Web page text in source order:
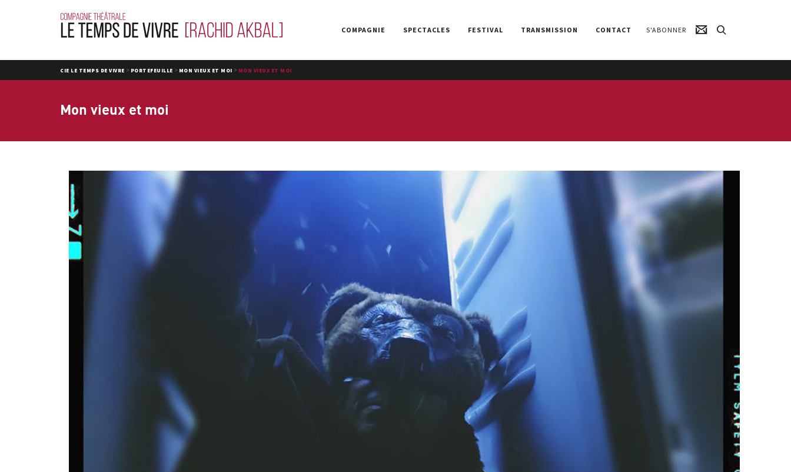
COMPAGNIE SPECTACLES FESTIVAL TRANSMISSION CONTACT S'ABONNER
CIE LE TEMPS DE VIVRE > PORTEFEUILLE > MON VIEUX ET MOI > MON VIEUX ET MOI
Mon vieux et moi